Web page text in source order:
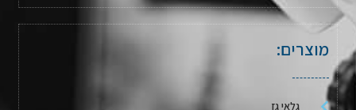
מוצרים:
גלאי גז